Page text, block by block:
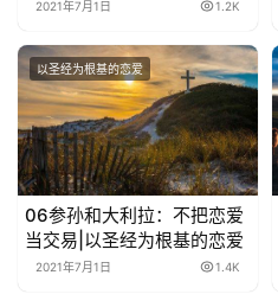
2021年7月1日 1.2K
以圣经为根基的恋爱
06参孙和大利拉：不把恋爱
当交易|以圣经为根基的恋爱
2021年7月1日 1.4K